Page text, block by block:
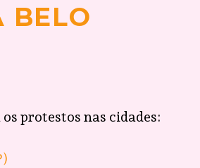
BELO
protestos nas cidades: